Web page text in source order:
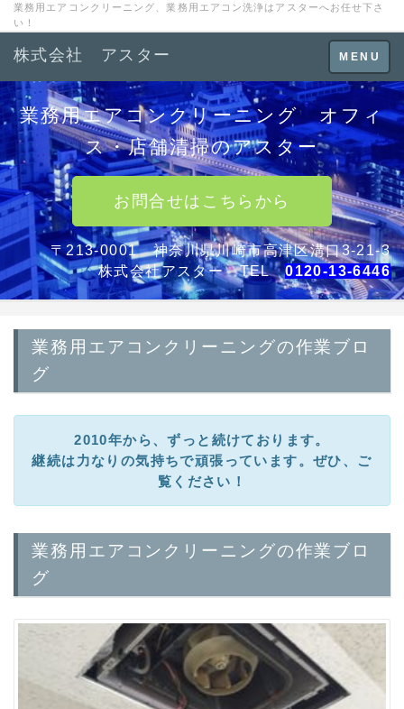
業務用エアコンクリーニング、業務用エアコン洗浄はアスターへお任せ下さ
い！
Toggle
navigation
MENU
株式会社 アスター
業務用エアコンクリーニング オフィ
ス・店舗清掃のアスター
お問合せはこちらから
〒213-0001 神奈川県川崎市高津区溝口3-21-3
株式会社アスター TEL0120-13-6446
業務用エアコンクリーニングの作業ブロ
グ
2010年から、ずっと続けております。
継続は力なりの気持ちで頑張っています。ぜひ、ご
覧ください！
業務用エアコンクリーニングの作業ブロ
グ